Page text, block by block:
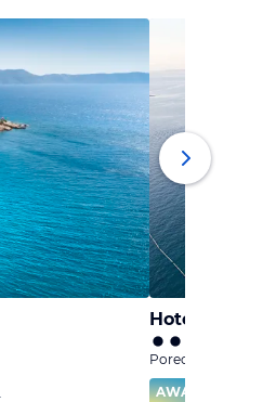
Hotel
Porec, Istrien
AWARD